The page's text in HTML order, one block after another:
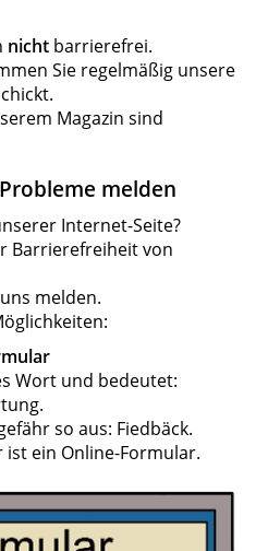
nichtbarrierefrei.
Sie regelmäßig unsere
Magazin sind
melden
Internet-Seite?
Barrierefreiheit von
melden.
Wort und bedeutet:
so aus: Fiedbäck.
ist ein Online-Formular.